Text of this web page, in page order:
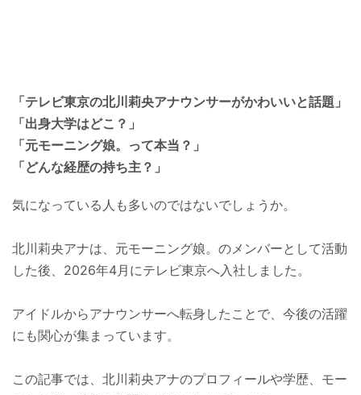
「テレビ東京の北川莉央アナウンサーがかわいいと話題」
「出身大学はどこ？」
「元モーニング娘。って本当？」
「どんな経歴の持ち主？」
気になっている人も多いのではないでしょうか。
北川莉央アナは、元モーニング娘。のメンバーとして活動
した後、2026年4月にテレビ東京へ入社しました。
アイドルからアナウンサーへ転身したことで、今後の活躍
にも関心が集まっています。
この記事では、北川莉央アナのプロフィールや学歴、モー